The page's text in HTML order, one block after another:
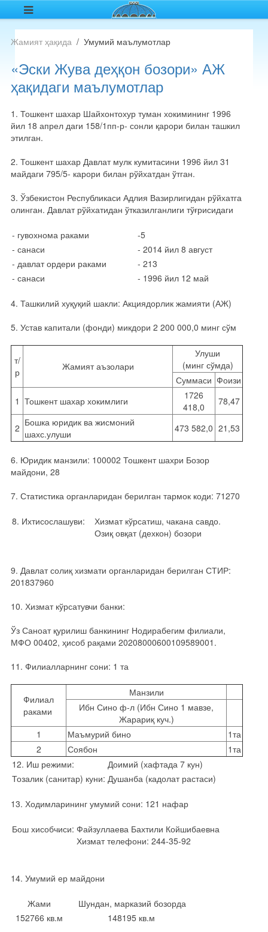
Жамият ҳақида Умумий маълумотлар
«Эски Жува деҳқон бозори» АЖ
ҳақидаги маълумотлар
1. Тошкент шахар Шайхонтохур туман хокимининг 1996
йил 18 апрел даги 158/1пп-р- сонли қарори билан ташкил
этилган.
2. Тошкент шахар Давлат мулк кумитасини 1996 йил 31
майдаги 795/5- карори билан рўйхатдан ўтган.
3. Ўзбекистон Республикаси Адлия Вазирлигидан рўйхатга
олинган. Давлат рўйхатидан ўтказилганлиги тўғрисидаги
- гувохнома раками
-5
- санаси
- 2014 йил 8 август
- давлат ордери раками
- 213
- санаси
- 1996 йил 12 май
4. Ташкилий хуқуқий шакли: Акциядорлик жамияти (АЖ)
5. Устав капитали (фонди) микдори 2 200 000,0 минг сўм
т/
р
Жамият аъзолари
Улуши
(минг сўмда)
Суммаси Фоизи
1 Тошкент шахар хокимлиги
1726
418,0
78,47
2 Бошка юридик ва жисмоний
шахс.улуши
473 582,0 21,53
6. Юридик манзили: 100002 Тошкент шахри Бозор
майдони, 28
7. Статистика органларидан берилган тармок коди: 71270
8. Ихтисослашуви:
Хизмат кўрсатиш, чакана савдо.
Озиқ овқат (дехкон) бозори
9. Давлат солиқ хизмати органларидан берилган СТИР:
201837960
10. Хизмат кўрсатувчи банки:
Ўз Саноат қурилиш банкининг Нодирабегим филиали,
МФО 00402, ҳисоб рақами 20208000600109589001.
11. Филиалларнинг сони: 1 та
Филиал
раками
Манзили
Ибн Сино ф-л (Ибн Сино 1 мавзе,
Жарариқ куч.)
1
Маъмурий бино
1та
2
Соябон
1та
12. Иш режими:
Доимий (хафтада 7 кун)
Тозалик (санитар) куни: Душанба (кадолат растаси)
13. Ходимларининг умумий сони: 121 нафар
Бош хисобчиси: Файзуллаева Бахтили Койшибаевна
Хизмат телефони: 244-35-92
14. Умумий ер майдони
Жами
Шундан, марказий бозорда
152766 кв.м
148195 кв.м